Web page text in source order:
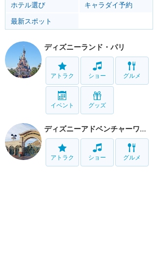
ホテル選び
キャラダイ予約
最新スポット
ディズニーランド・パリ
アトラク ショー グルメ
イベント グッズ
ディズニーアドベンチャーワールド
アトラク ショー グルメ